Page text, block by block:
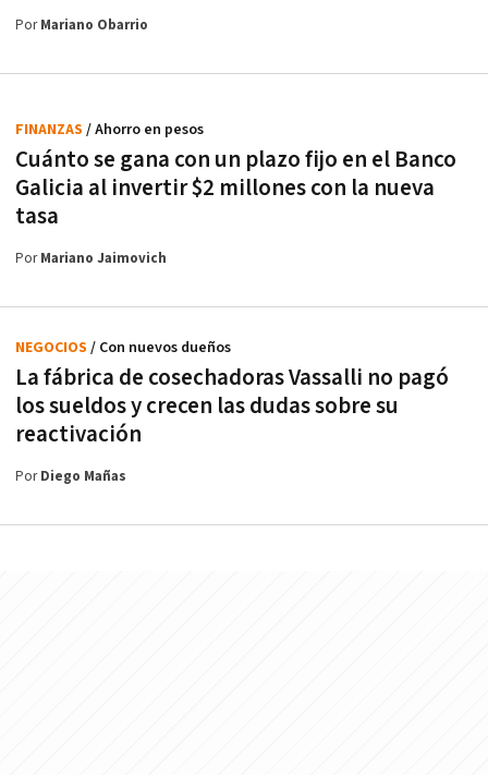
PorMariano Obarrio
Cuánto se gana con un plazo fijo en el Banco
Galicia al invertir $2 millones con la nueva
tasa
FINANZAS / Ahorro en pesos
PorMariano Jaimovich
La fábrica de cosechadoras Vassalli no pagó
los sueldos y crecen las dudas sobre su
reactivación
NEGOCIOS / Con nuevos dueños
PorDiego Mañas